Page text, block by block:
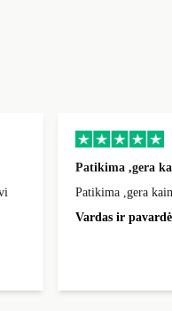
Patikima ,gera
Patikima ,gera
Vardas ir pavardė